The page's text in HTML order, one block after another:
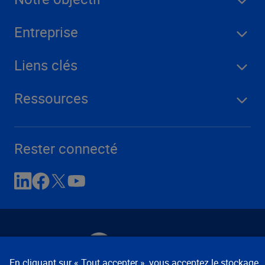
Entreprise
Liens clés
Ressources
Rester connecté